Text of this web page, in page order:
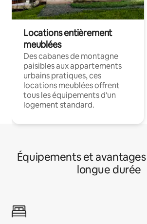
Locations entièrement
meublées
Des cabanes de montagne
paisibles aux appartements
urbains pratiques, ces
locations meublées offrent
tous les équipements d'un
logement standard.
Équipements et
longue durée